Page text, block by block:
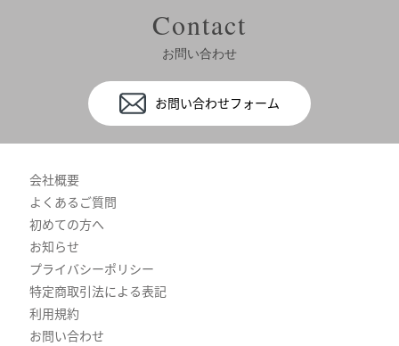
Contact
お問い合わせ
お問い合わせフォーム
会社概要
よくあるご質問
初めての方へ
お知らせ
プライバシーポリシー
特定商取引法による表記
利用規約
お問い合わせ